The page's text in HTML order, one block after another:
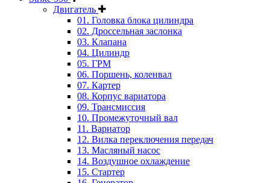
Двигатель
01. Головка блока цилиндра
02. Дроссельная заслонка
03. Клапана
04. Цилиндр
05. ГРМ
06. Поршень, коленвал
07. Картер
08. Корпус вариатора
09. Трансмиссия
10. Промежуточный вал
11. Вариатор
12. Вилка переключения передач
13. Масляный насос
14. Воздушное охлаждение
15. Стартер